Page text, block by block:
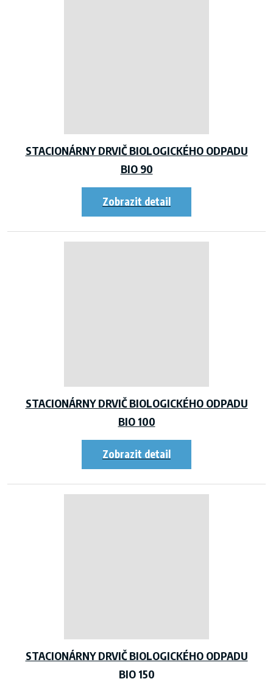
STACIONÁRNY DRVIČ BIOLOGICKÉHO ODPADU
BIO 90
STACIONÁRNY DRVIČ BIOLOGICKÉHO ODPADU
BIO 100
STACIONÁRNY DRVIČ BIOLOGICKÉHO ODPADU
BIO 150